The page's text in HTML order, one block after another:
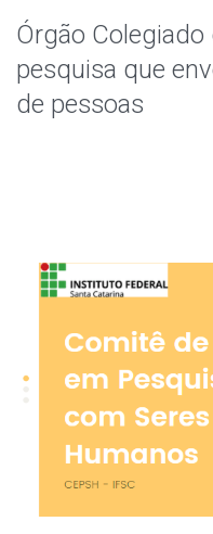
Capacitações
Plataforma Brasil
Órgão
pesquisa que
de pessoas